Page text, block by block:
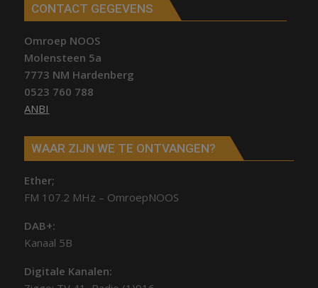
CONTACT GEGEVENS
Omroep NOOS
Molensteen 5a
7773 NM Hardenberg
0523 760 788
ANBI
WAAR ZIJN WE TE ONTVANGEN?
Ether;
FM 107.2 MHz – OmroepNOOS
DAB+:
Kanaal 5B
Digitale Kanalen: